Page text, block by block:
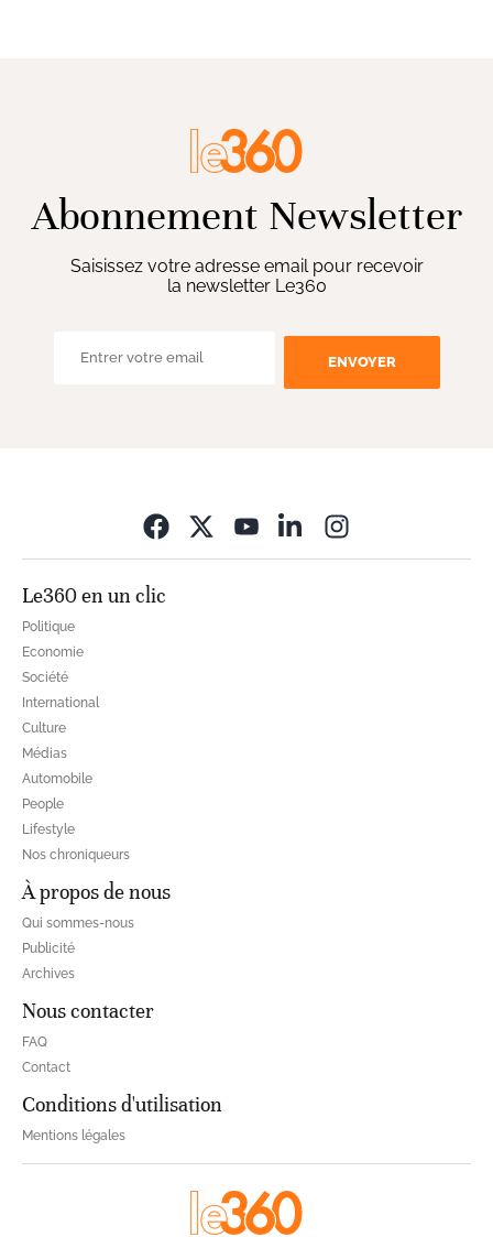
Abonnement Newsletter
Saisissez votre adresse email pour recevoir
la newsletter Le360
ENVOYER
Le360 en un clic
Politique
Economie
Société
International
Culture
Médias
Automobile
People
Lifestyle
Nos chroniqueurs
À propos de nous
Qui sommes-nous
Publicité
Archives
Nous contacter
FAQ
Contact
Conditions d'utilisation
Mentions légales